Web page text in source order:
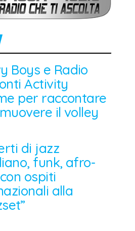
Boys e Radio
Activity
per raccontare
il volley
di jazz
funk, afro-
ospiti
alla